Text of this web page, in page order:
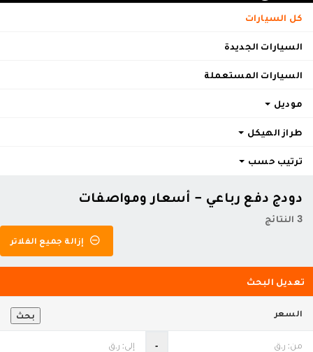
كل السيارات
السيارات الجديدة
السيارات المستعملة
موديل
طراز الهيكل
ترتيب حسب
دودج دفع رباعي - أسعار ومواصفات
3 النتائج
إزالة جميع الفلاتر
تعديل البحث
بحث السعر
‐